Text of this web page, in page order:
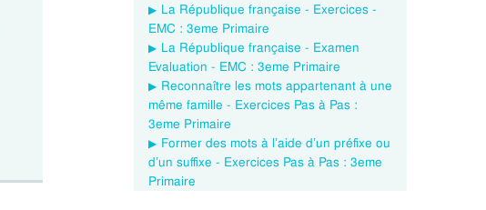
La République française - Exercices -
EMC : 3eme Primaire
La République française - Examen
Evaluation - EMC : 3eme Primaire
Reconnaître les mots appartenant à une
même famille - Exercices Pas à Pas :
3eme Primaire
Former des mots à l’aide d’un préfixe ou
d’un suffixe - Exercices Pas à Pas : 3eme
Primaire